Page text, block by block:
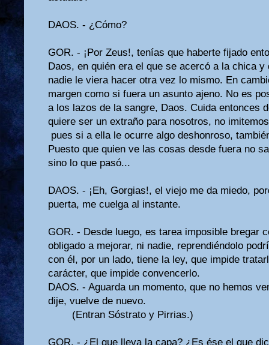
DAOS. - ¿Cómo?
GOR. - ¡Por Zeus!, tenías que haberte fijado
Daos, en quién era el que se acercó a la chica y
nadie le viera hacer otra vez lo mismo. En
margen co­mo si fuera un asunto ajeno. No es
a los lazos de la sangre, Daos. Cuida entonces
quiere ser un extraño para no­sotros, no
pues si a ella le ocurre algo deshonroso,
Puesto que quien ve las cosas desde fuera no
sino lo que pasó...
DAOS. - ¡Eh, Gorgias!, el viejo me da miedo,
puerta, me cuelga al instante.
GOR. - Desde luego, es tarea imposible bregar
obligado a mejorar, ni nadie, repren­diéndolo
con él, por un lado, tiene la ley, que impide
carácter, que impide convencerlo.
DAOS. - Aguarda un momento, que no hemos
dije, vuelve de nuevo.
(Entran Sóstrato y Pirrias.)
GOR. - ¿El que lleva la capa? ¿Es ése el que